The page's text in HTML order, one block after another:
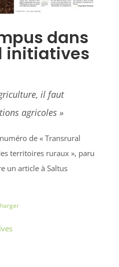
dans
initiatives
il faut
agricoles »
de « Transrural
territoires ruraux », paru
un article à Saltus